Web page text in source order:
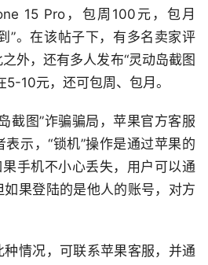
15 Pro，包周100元，包月
”。在该帖子下，有多名卖家评
外，还有多人发布“灵动岛截图
5-10元，还可包周、包月。
截图”诈骗骗局，苹果官方客服
示，“锁机”操作是通过苹果的
果手机不小心丢失，用户可以通
果登陆的是他人的账号，对方
情况，可联系苹果客服，并通